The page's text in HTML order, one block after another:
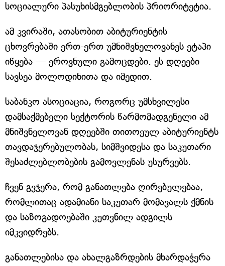
სოციალური პასუხისმგებლობის პრიორიტეტია.
ამ კვირაში, ათასობით აბიტურიენტის
ცხოვრებაში ერთ-ერთ უმნიშვნელოვანეს ეტაპი
იწყება — ეროვნული გამოცდები. ეს დღეები
სავსეა მოლოდინითა და იმედით.
საბანკო ასოციაცია, როგორც უმსხვილესი
დამსაქმებელი სექტორის წარმომადგენელი ამ
მნიშვნელოვან დღეებში თითოეულ აბიტურიენტს
თავდაჯერებულობას, სიმშვიდესა და საკუთარი
შესაძლებლობების გამოვლენას უსურვებს.
ჩვენ გვჯერა, რომ განათლება ღირებულებაა,
რომლითაც ადამიანი საკუთარ მომავალს ქმნის
და საზოგადოებაში კუთვნილ ადგილს
იმკვიდრებს.
განათლებისა და ახალგაზრდების მხარდაჭერა